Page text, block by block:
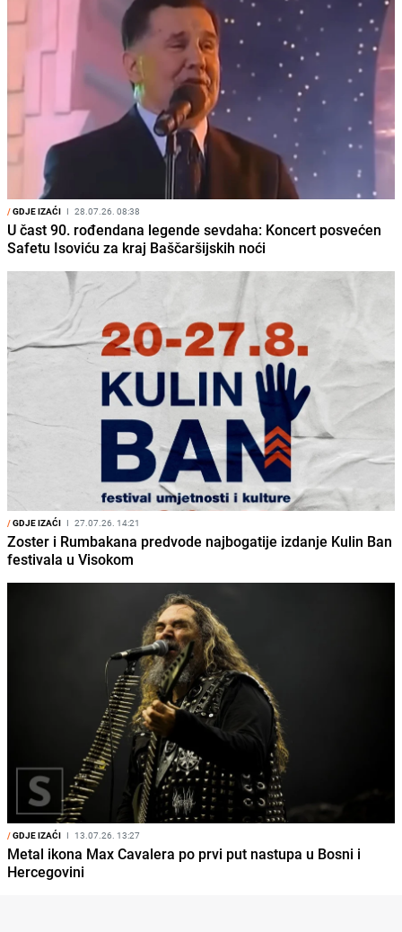
/GDJE IZAĆI I 28.07.26. 08:38
U čast 90. rođendana legende sevdaha: Koncert posvećen
Safetu Isoviću za kraj Baščaršijskih noći
/GDJE IZAĆI I 27.07.26. 14:21
Zoster i Rumbakana predvode najbogatije izdanje Kulin Ban
festivala u Visokom
/GDJE IZAĆI I 13.07.26. 13:27
Metal ikona Max Cavalera po prvi put nastupa u Bosni i
Hercegovini